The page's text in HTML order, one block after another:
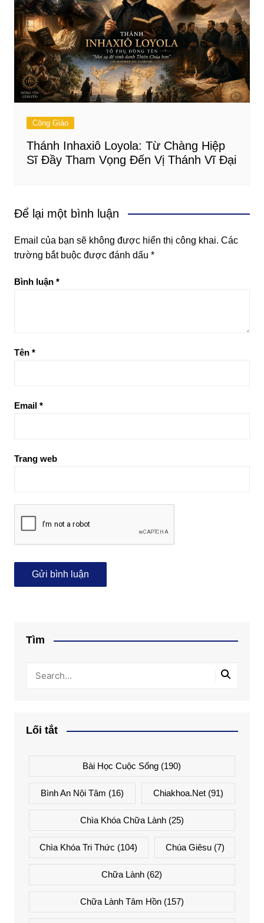
Công Giáo
Thánh Inhaxiô Loyola: Từ Chàng Hiệp
Sĩ Đầy Tham Vọng Đến Vị Thánh Vĩ Đại
Để lại một bình luận
Email của bạn sẽ không được hiển thị công khai. Các
trường bắt buộc được đánh dấu *
Bình luận *
Tên *
Email *
Trang web
Tìm
Lối tắt
Bài Học Cuộc Sống (190)
Bình An Nội Tâm (16) Chiakhoa.net (91)
Chìa Khóa Chữa Lành(25)
Chìa Khóa Tri Thức (104) Chúa Giêsu(7)
Chữa Lành (62)
Chữa Lành Tâm Hồn(157)